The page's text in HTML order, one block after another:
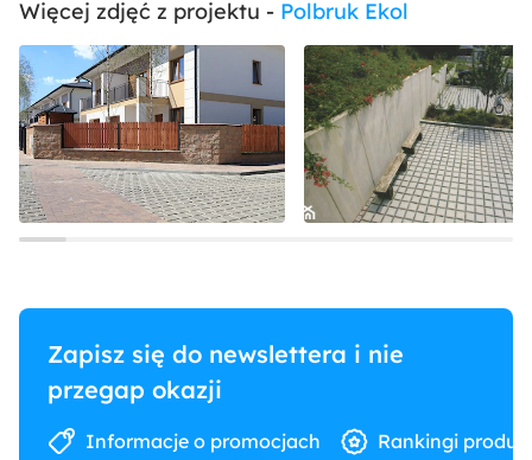
Więcej zdjęć z projektu - Polbruk Ekol
Zapisz się do newslettera i nie
przegap okazji
Informacje o promocjach Rankingi